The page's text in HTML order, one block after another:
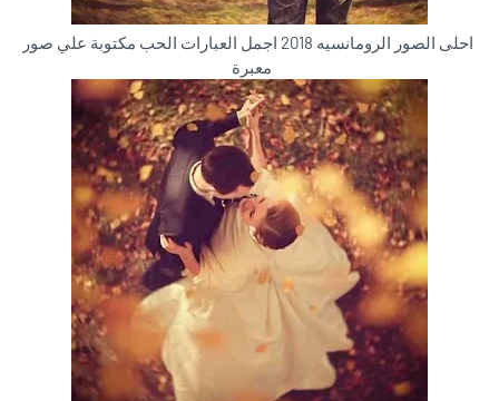
احلى الصور الرومانسيه 2018 اجمل العبارات الحب مكتوبة علي صور
معبرة